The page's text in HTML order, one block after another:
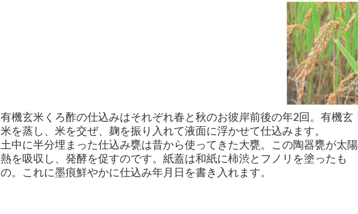
有機玄米くろ酢の仕込みはそれぞれ春と秋のお彼岸前後の年2回。有機玄
米を蒸し、米を交ぜ、麹を振り入れて液面に浮かせて仕込みます。
土中に半分埋まった仕込み甕は昔から使ってきた大甕。この陶器甕が太陽
熱を吸収し、発酵を促すのです。紙蓋は和紙に柿渋とフノリを塗ったも
の。これに墨痕鮮やかに仕込み年月日を書き入れます。